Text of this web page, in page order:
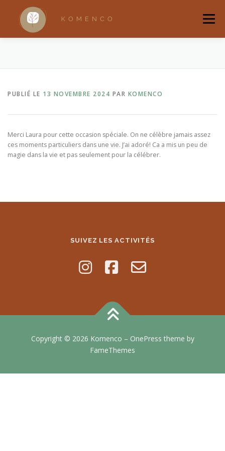
contenu
Menu
RANDONNÉES BRUXELLOISES RITUELS
QUI SUIS-JE ? BOUTIQUE
PUBLIÉ LE 13 NOVEMBRE 2024 PAR KOMENCO
Merci Laura pour cette occasion spéciale. On ne célèbre jamais assez
ces moments particuliers dans une vie. J’ai adoré! Ca a mis un peu de
magie dans la vie et pas seulement pour la célébrer.
SUIVEZ LES ACTIVITÉS
Copyright © 2026 Komenco – OnePress theme by
FameThemes